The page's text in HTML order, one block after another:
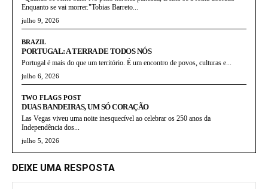
Enquanto se vai morrer."Tobias Barreto...
julho 9, 2026
BRAZIL
PORTUGAL: A TERRA DE TODOS NÓS
Portugal é mais do que um território. É um encontro de povos, culturas e...
julho 6, 2026
TWO FLAGS POST
DUAS BANDEIRAS, UM SÓ CORAÇÃO
Las Vegas viveu uma noite inesquecível ao celebrar os 250 anos da
Independência dos...
julho 5, 2026
DEIXE UMA RESPOSTA